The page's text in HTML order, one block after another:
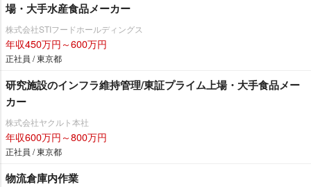
場・大手水産食品メーカー
株式会社STIフードホールディングス
年収450万円～600万円
正社員 / 東京都
研究施設のインフラ維持管理/東証プライム上場・大手食品メー
カー
株式会社ヤクルト本社
年収600万円～800万円
正社員 / 東京都
物流倉庫内作業